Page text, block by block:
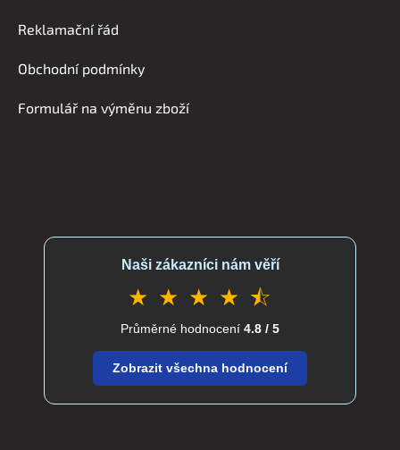
Reklamační řád
Obchodní podmínky
Formulář na výměnu zboží
Naši zákazníci nám věří
★ ★ ★ ★ ⯪
Průměrné hodnocení 4.8 / 5
Zobrazit všechna hodnocení